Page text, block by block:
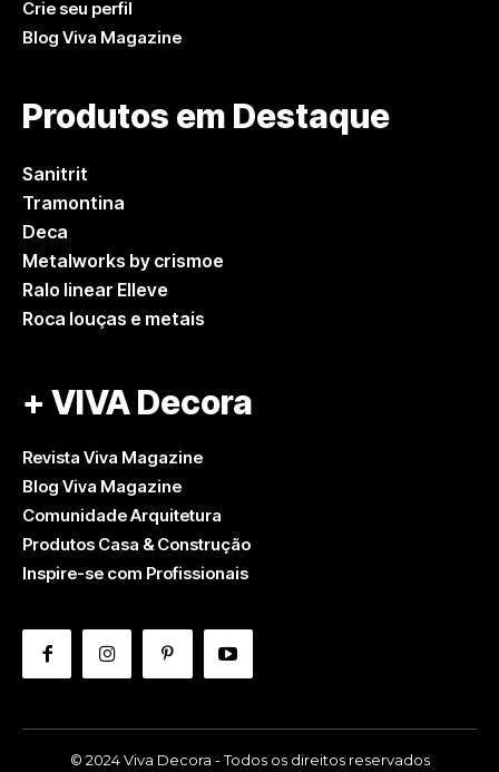
Crie seu perfil
Blog Viva Magazine
Produtos em Destaque
Sanitrit
Tramontina
Deca
Metalworks by crismoe
Ralo linear Elleve
Roca louças e metais
+ VIVA Decora
Revista Viva Magazine
Blog Viva Magazine
Comunidade Arquitetura
Produtos Casa & Construção
Inspire-se com Profissionais
© 2024 Viva Decora - Todos os direitos reservados